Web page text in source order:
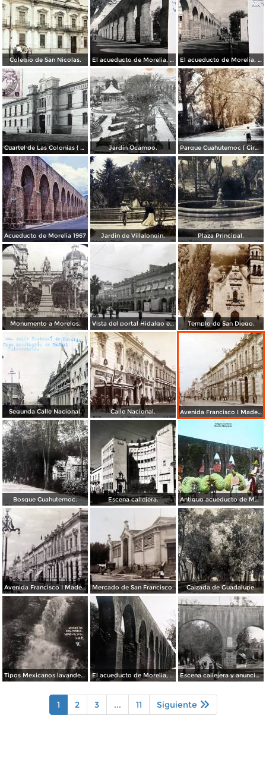
Colegio de San Nicolas. El acueducto de Morelia, Michoacán El acueducto de Morelia, Michoacán
Cuartel de Las Colonias ( Circulada el 1 de Abril de 1921 ). Jardin Ocampo. Parque Cuahutemoc ( Circulada el 24 de Junio de 1938 ).
Acueducto de Morelia 1967 Jardin de Villalongin. Plaza Principal.
Monumento a Morelos. Vista del portal Hidalgo en Morelia Michoacán ( Circulada el 6 de Abril de 1957 ). Templo de San Diego.
Segunda Calle Nacional. Calle Nacional. Avenida Francisco I Madero.
Bosque Cuahutemoc. Escena callejera. Antiguo acueducto de Morelia Michoacán.
Avenida Francisco I Madero. Mercado de San Francisco. Calzada de Guadalupe.
Tipos Mexicanos lavanderas en el arroyo de Santa Maria. El acueducto de Morelia, Michoacán. Escena callejera y anuncio del tabaco El Buen Tono Morelia, Michoacán.
1 2 3 ... 11 Siguiente